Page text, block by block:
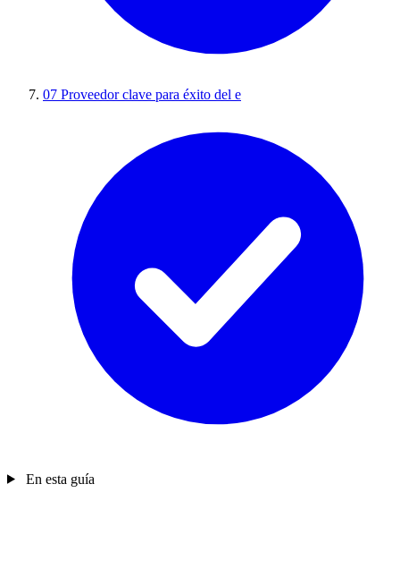
07 Proveedor clave para éxito del e
En esta guía